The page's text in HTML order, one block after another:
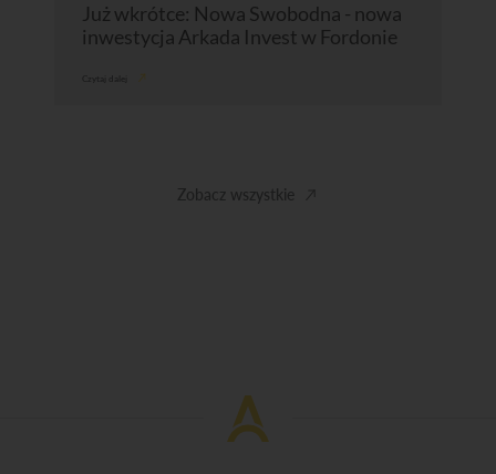
Już wkrótce: Nowa Swobodna - nowa
inwestycja Arkada Invest w Fordonie
Zobacz wszystkie